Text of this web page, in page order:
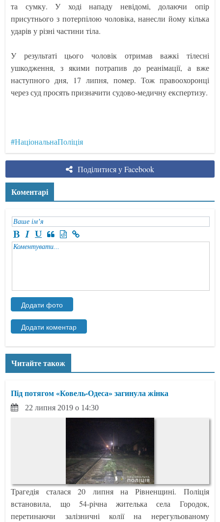
та сумку. У ході нападу невідомі, долаючи опір
присутнього з потерпілою чоловіка, нанесли йому кілька
ударів у різні частини тіла.
У результаті цього чоловік отримав важкі тілесні
ушкодження, з якими потрапив до реанімації, а вже
наступного дня, 17 липня, помер. Тож правоохоронці
через суд просять призначити судово-медичну експертизу.
#НаціональнаПоліція
Поділитися у Facebook
Коментарі
Читайте також
Під потягом «Ковель-Одеса» загинула жінка
22 липня 2019 о 14:30
Трагедія сталася 20 липня на Рівненщині. Поліція
встановила, що 54-річна жителька села Городок,
перетинаючи залізничні колії на нерегульованому